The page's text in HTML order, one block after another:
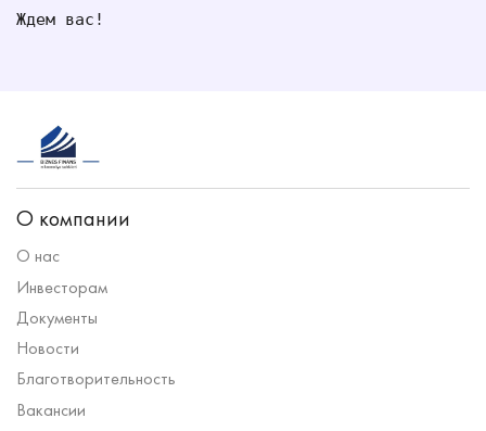
Ждем вас!
О компании
О нас
Инвесторам
Документы
Новости
Благотворительность
Вакансии